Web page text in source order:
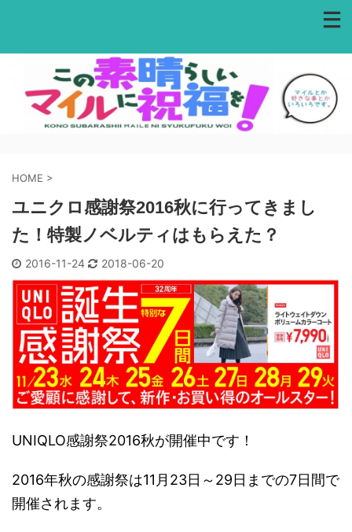
HOME >
ユニクロ感謝祭2016秋に行ってきまし
た！特製ノベルティはもらえた？
2016-11-24 2018-06-20
UNIQLO感謝祭2016秋が開催中です！
2016年秋の感謝祭は11月23日～29日までの7日間で
開催されます。